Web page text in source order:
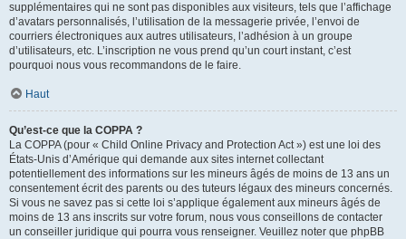
supplémentaires qui ne sont pas disponibles aux visiteurs, tels que l’affichage
d’avatars personnalisés, l’utilisation de la messagerie privée, l’envoi de
courriers électroniques aux autres utilisateurs, l’adhésion à un groupe
d’utilisateurs, etc. L’inscription ne vous prend qu’un court instant, c’est
pourquoi nous vous recommandons de le faire.
Haut
Qu’est-ce que la COPPA ?
La COPPA (pour « Child Online Privacy and Protection Act ») est une loi des
États-Unis d’Amérique qui demande aux sites internet collectant
potentiellement des informations sur les mineurs âgés de moins de 13 ans un
consentement écrit des parents ou des tuteurs légaux des mineurs concernés.
Si vous ne savez pas si cette loi s’applique également aux mineurs âgés de
moins de 13 ans inscrits sur votre forum, nous vous conseillons de contacter
un conseiller juridique qui pourra vous renseigner. Veuillez noter que phpBB